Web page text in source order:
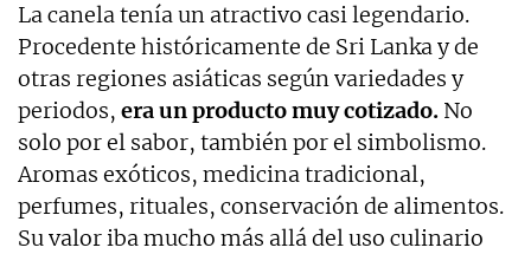
La canela tenía un atractivo casi legendario.
Procedente históricamente de Sri Lanka y de
otras regiones asiáticas según variedades y
periodos, era un producto muy cotizado. No
solo por el sabor, también por el simbolismo.
Aromas exóticos, medicina tradicional,
perfumes, rituales, conservación de alimentos.
Su valor iba mucho más allá del uso culinario